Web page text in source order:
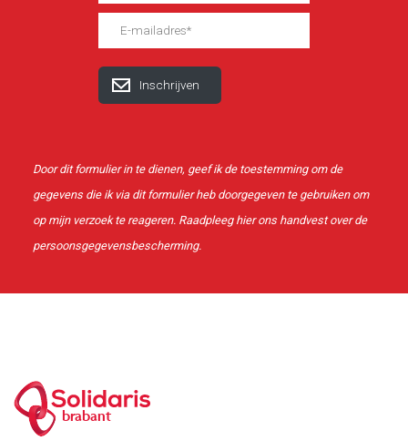
Door dit formulier in te dienen, geef ik de toestemming om de
gegevens die ik via dit formulier heb doorgegeven te gebruiken om
op mijn verzoek te reageren. Raadpleeg hierons handvest over de
persoonsgegevensbescherming.
brabant